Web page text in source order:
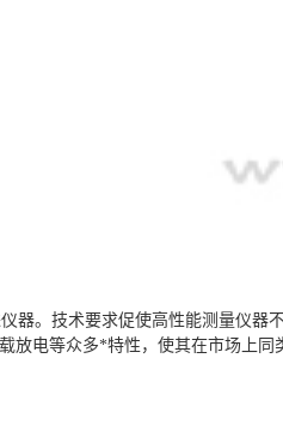
器。技术要求促使高性能测量仪
放电等众多*特性，使其在市场上同